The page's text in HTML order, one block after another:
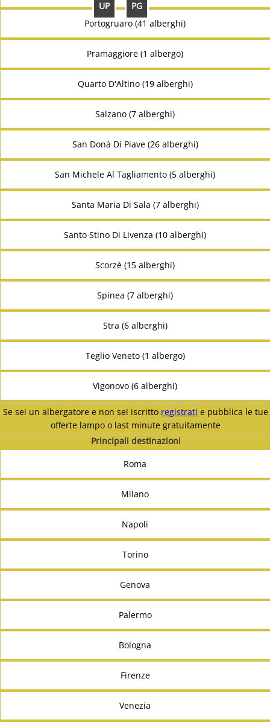
UP
PG
Portogruaro (41 alberghi)
Pramaggiore (1 albergo)
Quarto D'Altino (19 alberghi)
Salzano (7 alberghi)
San Donà Di Piave (26 alberghi)
San Michele Al Tagliamento (5 alberghi)
Santa Maria Di Sala (7 alberghi)
Santo Stino Di Livenza (10 alberghi)
Scorzè (15 alberghi)
Spinea (7 alberghi)
Stra (6 alberghi)
Teglio Veneto (1 albergo)
Vigonovo (6 alberghi)
Se sei un albergatore e non sei iscritto registrati e pubblica le tue
offerte lampo o last minute gratuitamente
Principali destinazioni
Roma
Milano
Napoli
Torino
Genova
Palermo
Bologna
Firenze
Venezia